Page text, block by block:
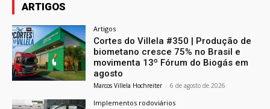
ARTIGOS
Artigos
Cortes do Villela #350 | Produção de
biometano cresce 75% no Brasil e
movimenta 13º Fórum do Biogás em
agosto
Marcos Villela Hochreiter - 6 de agosto de 2026
Implementos rodoviários